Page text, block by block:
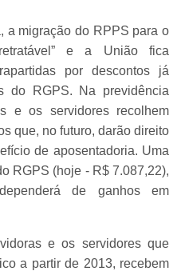
a migração do RPPS para o
e a União fica
por descontos já
do RGPS. Na previdência
e os servidores recolhem
que, no futuro, darão direito
de aposentadoria. Uma
RGPS (hoje - R$ 7.087,22),
de ganhos em
e os servidores que
a partir de 2013, recebem